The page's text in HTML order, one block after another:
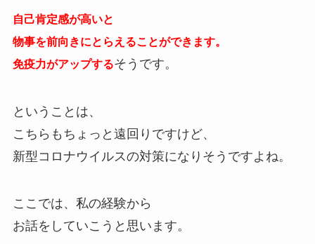
自己肯定感が高いと
物事を前向きにとらえることができます。
免疫力がアップするそうです。
ということは、
こちらもちょっと遠回りですけど、
新型コロナウイルスの対策になりそうですよね。
ここでは、私の経験から
お話をしていこうと思います。